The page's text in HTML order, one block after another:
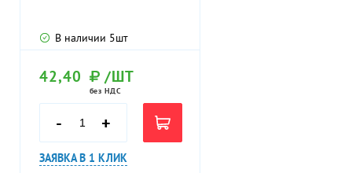
В наличии 5шт
42,40 /ШТ
без НДС
- +
ЗАЯВКА В 1 КЛИК